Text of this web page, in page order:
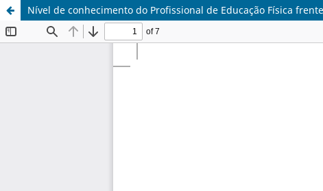
Nível de conhecimento do Profissional de Educação Física